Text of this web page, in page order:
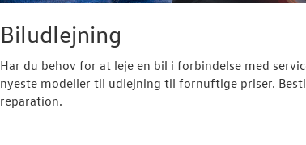
Biludlejning
Har du behov for at leje en bil i forbindelse med
nyeste modeller til udlejning til fornuftige priser.
reparation.